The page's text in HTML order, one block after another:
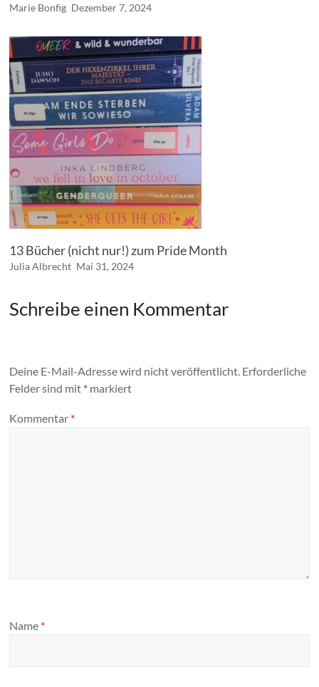
Marie Bonfig Dezember 7, 2024
13 Bücher (nicht nur!) zum Pride Month
Julia Albrecht Mai 31, 2024
Schreibe einen Kommentar
Deine E-Mail-Adresse wird nicht veröffentlicht. Erforderliche
Felder sind mit * markiert
Kommentar *
Name *